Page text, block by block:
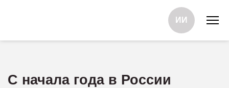
ИИ
С начала года в России